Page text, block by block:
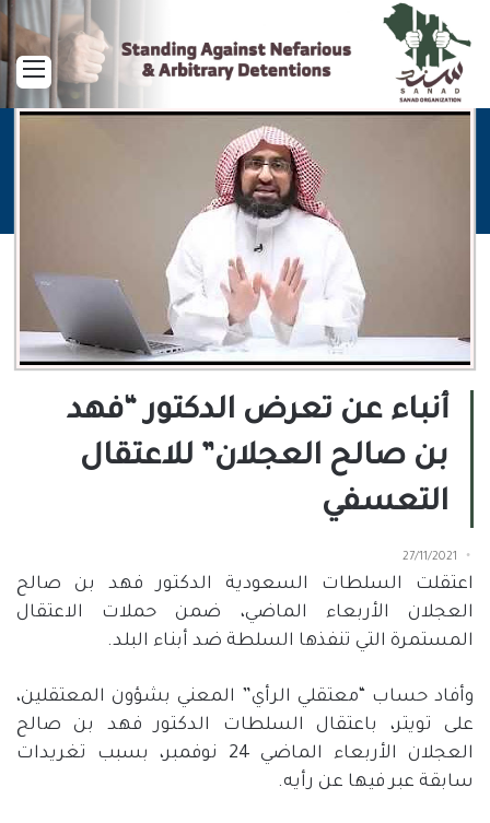
أنباء عن تعرض الدكتور “فهد
بن صالح العجلان” للاعتقال
التعسفي
27/11/2021
اعتقلت السلطات السعودية الدكتور فهد بن صالح
العجلان الأربعاء الماضي، ضمن حملات الاعتقال
المستمرة التي تنفذها السلطة ضد أبناء البلد.
وأفاد حساب “معتقلي الرأي” المعني بشؤون المعتقلين،
على تويتر، باعتقال السلطات الدكتور فهد بن صالح
العجلان الأربعاء الماضي 24 نوفمبر، بسبب تغريدات
سابقة عبر فيها عن رأيه.